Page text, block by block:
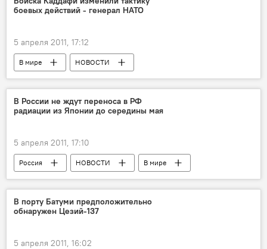
боевых действий - генерал НАТО
5 апреля 2011, 17:12
В мире
НОВОСТИ
Военная операция против Каддафи
В России не ждут переноса в РФ
радиации из Японии до середины мая
5 апреля 2011, 17:10
Россия НОВОСТИ
В мире
Ситуация в Японии : стихия вызвала техногенную катастрофу
В порту Батуми предположительно
обнаружен Цезий-137
5 апреля 2011, 16:02